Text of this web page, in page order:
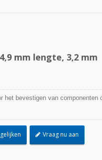
mm lengte, 3,2 mm
het bevestigen van componenten
Vraag nu aan